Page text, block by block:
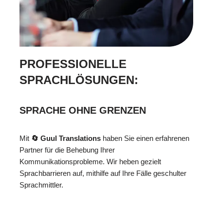
PROFESSIONELLE
SPRACHLÖSUNGEN:
SPRACHE OHNE GRENZEN
Mit 🔄 Guul Translations haben Sie einen erfahrenen
Partner für die Behebung Ihrer
Kommunikationsprobleme. Wir heben gezielt
Sprachbarrieren auf, mithilfe auf Ihre Fälle geschulter
Sprachmittler.